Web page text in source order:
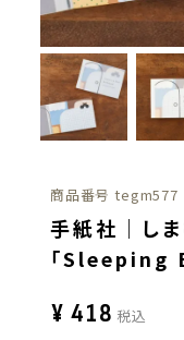
商品番号 tegm577
手紙社｜しま
「Sleeping
¥ 418 税込